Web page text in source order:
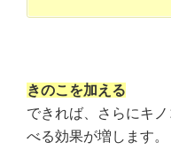
きのこを加える
できれば、さらにキ
べる効果が増します。